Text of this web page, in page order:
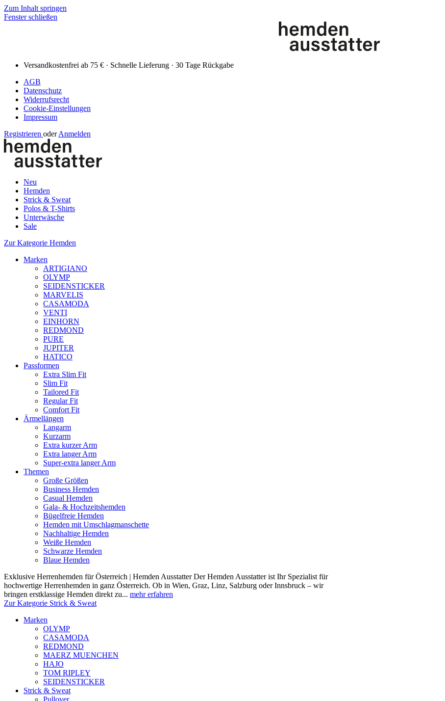
Zum Inhalt springen
Fenster schließen
Versandkostenfrei ab 75 € · Schnelle Lieferung · 30 Tage Rückgabe
AGB
Datenschutz
Widerrufsrecht
Cookie-Einstellungen
Impressum
Registrieren oder Anmelden
Neu
Hemden
Strick & Sweat
Polos & T-Shirts
Unterwäsche
Sale
Zur Kategorie Hemden
Marken
ARTIGIANO
OLYMP
SEIDENSTICKER
MARVELIS
CASAMODA
VENTI
EINHORN
REDMOND
PURE
JUPITER
HATICO
Passformen
Extra Slim Fit
Slim Fit
Tailored Fit
Regular Fit
Comfort Fit
Ärmellängen
Langarm
Kurzarm
Extra kurzer Arm
Extra langer Arm
Super-extra langer Arm
Themen
Große Größen
Business Hemden
Casual Hemden
Gala- & Hochzeitshemden
Bügelfreie Hemden
Hemden mit Umschlagmanschette
Nachhaltige Hemden
Weiße Hemden
Schwarze Hemden
Blaue Hemden
Exklusive Herrenhemden für Österreich | Hemden Ausstatter Der Hemden Ausstatter ist Ihr Spezialist für
hochwertige Herrenhemden in ganz Österreich. Ob in Wien, Graz, Linz, Salzburg oder Innsbruck – wir
bringen erstklassige Hemden direkt zu... mehr erfahren
Zur Kategorie Strick & Sweat
Marken
OLYMP
CASAMODA
REDMOND
MAERZ MUENCHEN
HAJO
TOM RIPLEY
SEIDENSTICKER
Strick & Sweat
Pullover